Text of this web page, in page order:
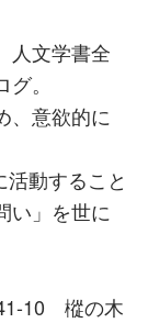
人文学書全
。
、意欲的に
動すること
い」を世に
10 樅の木